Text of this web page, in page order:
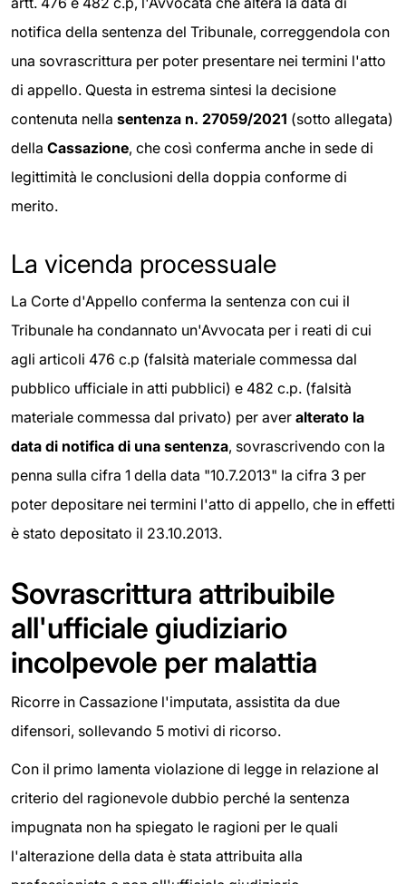
notifica della sentenza del Tribunale, correggendola con
una sovrascrittura per poter presentare nei termini l'atto
di appello. Questa in estrema sintesi la decisione
contenuta nella sentenza n. 27059/2021 (sotto allegata)
della Cassazione, che così conferma anche in sede di
legittimità le conclusioni della doppia conforme di
merito.
La vicenda processuale
La Corte d'Appello conferma la sentenza con cui il
Tribunale ha condannato un'Avvocata per i reati di cui
agli articoli 476 c.p (falsità materiale commessa dal
pubblico ufficiale in atti pubblici) e 482 c.p. (falsità
materiale commessa dal privato) per aver alterato la
data di notifica di una sentenza, sovrascrivendo con la
penna sulla cifra 1 della data "10.7.2013" la cifra 3 per
poter depositare nei termini l'atto di appello, che in effetti
è stato depositato il 23.10.2013.
Sovrascrittura attribuibile
all'ufficiale giudiziario
incolpevole per malattia
Ricorre in Cassazione l'imputata, assistita da due
difensori, sollevando 5 motivi di ricorso.
Con il primo lamenta violazione di legge in relazione al
criterio del ragionevole dubbio perché la sentenza
impugnata non ha spiegato le ragioni per le quali
l'alterazione della data è stata attribuita alla